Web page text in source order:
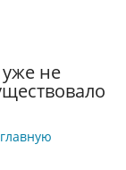
не